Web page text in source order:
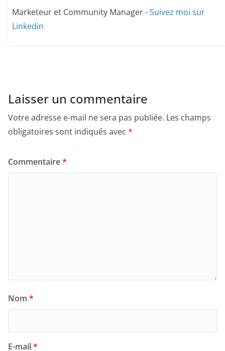
Marketeur et Community Manager -Suivez moi sur
Linkedin
Laisser un commentaire
Votre adresse e-mail ne sera pas publiée. Les champs
obligatoires sont indiqués avec *
Commentaire*
Nom *
E-mail*